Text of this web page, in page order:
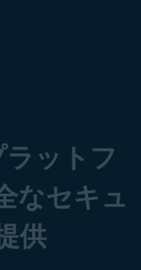
ットフ
なセキュ
供